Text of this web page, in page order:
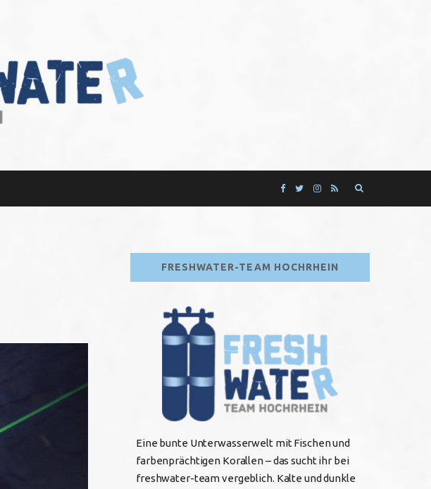
F
o
o
k
T
e
r
I
g
r
a
m
R
FRESHWATER-TEAM HOCHRHEIN
Eine bunte Unterwasserwelt mit Fischen und
farbenprächtigen Korallen – das sucht ihr bei
freshwater-team vergeblich. Kalte und dunkle